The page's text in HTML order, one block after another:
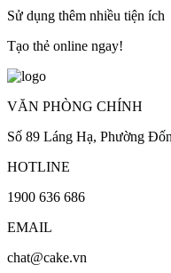
Sử dụng thêm nhiều tiện ích
Tạo thẻ online ngay!
VĂN PHÒNG CHÍNH
Số 89 Láng Hạ, Phường
HOTLINE
1900 636 686
EMAIL
chat@cake.vn